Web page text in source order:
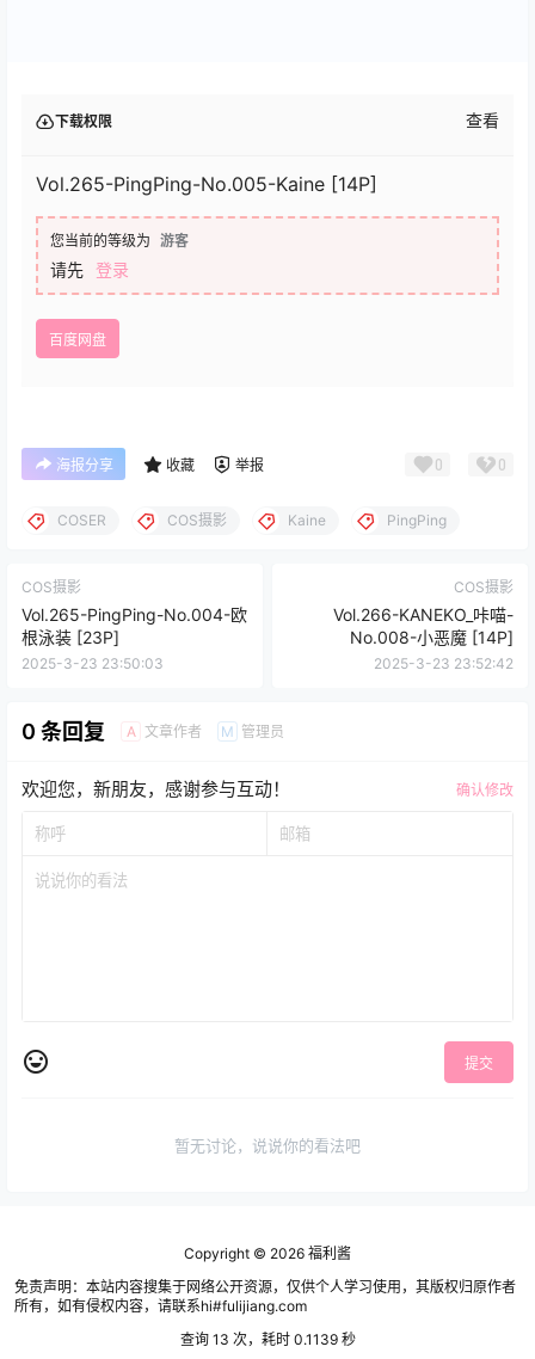
下载权限 查看
Vol.265-PingPing-No.005-Kaine [14P]
您当前的等级为 游客
请先 登录
百度网盘
海报分享 收藏 举报 0 0
COSER COS摄影 Kaine PingPing
COS摄影
Vol.265-PingPing-No.004-欧
根泳装 [23P]
2025-3-23 23:50:03
COS摄影
Vol.266-KANEKO_咔喵-
No.008-小恶魔 [14P]
2025-3-23 23:52:42
0 条回复 A 文章作者 M 管理员
欢迎您，新朋友，感谢参与互动！ 确认修改
提交
暂无讨论，说说你的看法吧
Copyright © 2026 福利酱
免责声明：本站内容搜集于网络公开资源，仅供个人学习使用，其版权归原作者
所有，如有侵权内容，请联系hi#fulijiang.com
查询 13 次，耗时 0.1139 秒